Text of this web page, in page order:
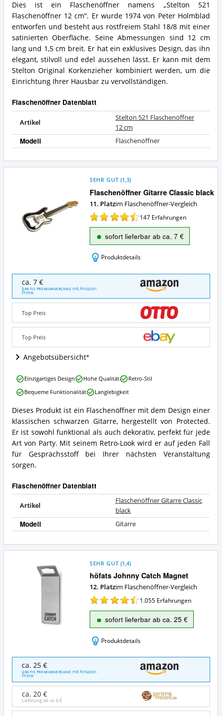
Stelton
521
Flaschenöffner
12
cm
Zusammenfassung:
Was
bietet
dieser
Dies ist ein Flaschenöffner namens „Stelton 521
Flaschenöffner 12 cm“. Er wurde 1974 von Peter Holmblad
entworfen und besteht aus rostfreiem Stahl 18/8 mit einer
satinierten Oberfläche. Seine Abmessungen sind 12 cm
lang und 1,5 cm breit. Er hat ein exklusives Design, das ihn
elegant, stilvoll und edel aussehen lässt. Er kann mit dem
Stelton Original Korkenzieher kombiniert werden, um die
Einrichtung Ihrer Hausbar zu vervollständigen.
Flaschenöffner Datenblatt
Artikel
Stelton 521 Flaschenöffner
12 cm
Modell Flaschenöffner
cm
Vorteile:
Was
spricht
für
diesen
Flaschenöffner?
Flaschenöffner Gitarre Classic black
SEHR GUT (1,3)
11. Platzim Flaschenöffner-Vergleich
147 Erfahrungen
sofort lieferbar ab ca. 7 €
Produktdetails
Flaschenöffner
Gitarre
Classic
black
Angebote:
Wo
dieser
Flaschenöffner
erhältlich?
ca. 7 €
GRATIS PREMIUMVERSAND mit Amazon
Prime
Top Preis
Top Preis
Angebotsübersicht
Flaschenöffner
Gitarre
Classic
black
Zusammenfassung:
Was
bietet
Flaschenöffner?
Dieses Produkt ist ein Flaschenöffner mit dem Design einer
klassischen schwarzen Gitarre, hergestellt von Protected.
Er ist sowohl funktional als auch dekorativ, perfekt für jede
Art von Party. Mit seinem Retro-Look wird er auf jeden Fall
für Gesprächsstoff bei Ihrer nächsten Veranstaltung
sorgen.
Flaschenöffner Datenblatt
Artikel
Flaschenöffner Gitarre Classic
black
Modell Gitarre
Flaschenöffner
Gitarre
Classic
Vorteile:
Was
spricht
für
diesen
Flaschenöffner?
Einzigartiges Design Hohe Qualität
Retro-Stil
Bequeme Funktionalität
Langlebigkeit
höfats Johnny Catch Magnet
SEHR GUT (1,4)
12. Platzim Flaschenöffner-Vergleich
1.055 Erfahrungen
sofort lieferbar ab ca. 25 €
Produktdetails
Johnny
Catch
Magnet
Angebote:
Wo
ca. 25 €
GRATIS PREMIUMVERSAND mit Amazon
Prime
ca. 20 €
Lieferung ab ca.6 €